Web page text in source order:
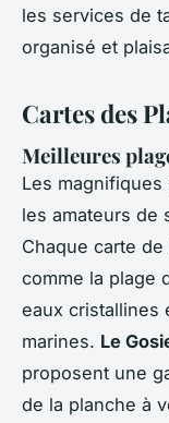
les services de
organisé et
Cartes des
Meilleures
Les magnifiques
les amateurs de
Chaque carte
comme la plage
eaux cristallines
marines. Le
proposent une
de la planche à